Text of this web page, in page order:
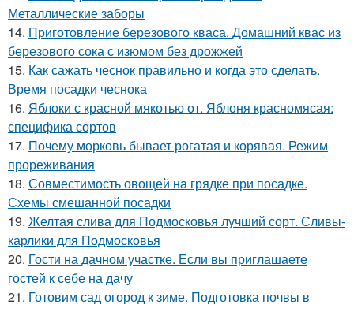
Металлические заборы
14. Приготовление березового кваса. Домашний квас из
березового сока с изюмом без дрожжей
15. Как сажать чеснок правильно и когда это сделать.
Время посадки чеснока
16. Яблоки с красной мякотью от. Яблоня красномясая:
специфика сортов
17. Почему морковь бывает рогатая и корявая. Режим
прореживания
18. Совместимость овощей на грядке при посадке.
Схемы смешанной посадки
19. Желтая слива для Подмосковья лучший сорт. Сливы-
карлики для Подмосковья
20. Гости на дачном участке. Если вы приглашаете
гостей к себе на дачу
21. Готовим сад огород к зиме. Подготовка почвы в